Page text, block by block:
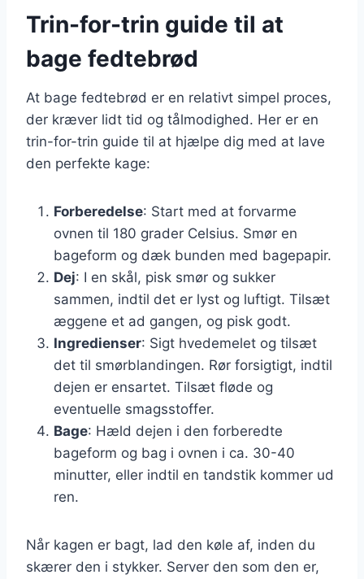
Trin-for-trin guide til at
bage fedtebrød
At bage fedtebrød er en relativt simpel proces,
der kræver lidt tid og tålmodighed. Her er en
trin-for-trin guide til at hjælpe dig med at lave
den perfekte kage:
Forberedelse: Start med at forvarme
ovnen til 180 grader Celsius. Smør en
bageform og dæk bunden med bagepapir.
Dej: I en skål, pisk smør og sukker
sammen, indtil det er lyst og luftigt. Tilsæt
æggene et ad gangen, og pisk godt.
Ingredienser: Sigt hvedemelet og tilsæt
det til smørblandingen. Rør forsigtigt, indtil
dejen er ensartet. Tilsæt fløde og
eventuelle smagsstoffer.
Bage: Hæld dejen i den forberedte
bageform og bag i ovnen i ca. 30-40
minutter, eller indtil en tandstik kommer ud
ren.
Når kagen er bagt, lad den køle af, inden du
skærer den i stykker. Server den som den er,